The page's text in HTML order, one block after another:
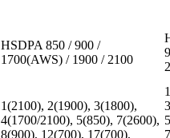
HSDPA 850 / 900 /
1700(AWS) / 1900 / 2100
1(2100), 2(1900), 3(1800),
4(1700/2100), 5(850), 7(2600),
8(900), 12(700), 17(700),